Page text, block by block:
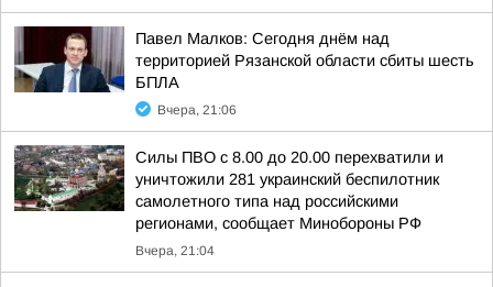
Павел Малков: Сегодня днём над
территорией Рязанской области сбиты шесть
БПЛА
Вчера, 21:06
Силы ПВО с 8.00 до 20.00 перехватили и
уничтожили 281 украинский беспилотник
самолетного типа над российскими
регионами, сообщает Минобороны РФ
Вчера, 21:04